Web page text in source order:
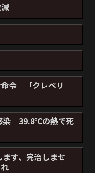
命令 「クレベリ
染 39.8℃の熱で死
す、完治しませ